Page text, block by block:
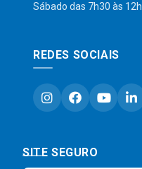
Sábado das 7h30 às 12h
REDES SOCIAIS
SITE SEGURO